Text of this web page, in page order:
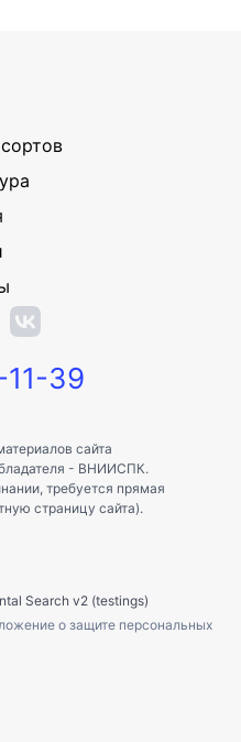
39
сайта
- ВНИИСПК.
требуется прямая
страницу сайта).
Search v2 (testings)
о защите персональных